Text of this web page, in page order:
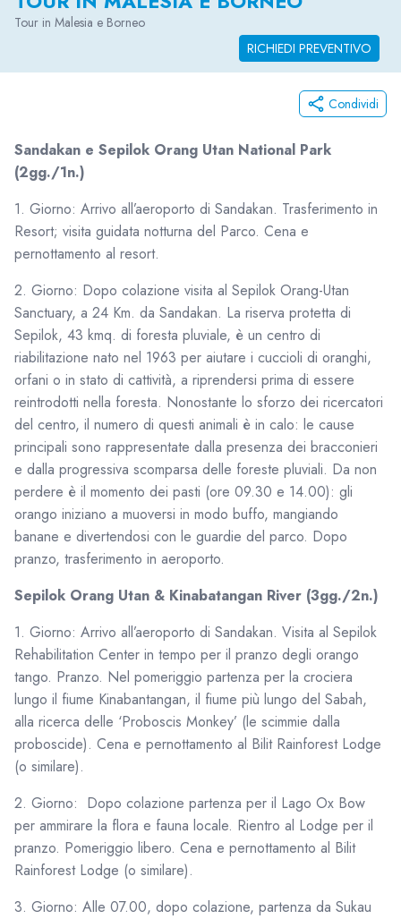
Tour in Malesia e Borneo
RICHIEDI PREVENTIVO
Condividi
Sandakan e Sepilok Orang Utan National Park
(2gg./1n.)
1. Giorno: Arrivo all’aeroporto di Sandakan. Trasferimento in
Resort; visita guidata notturna del Parco. Cena e
pernottamento al resort.
2. Giorno: Dopo colazione visita al Sepilok Orang-Utan
Sanctuary, a 24 Km. da Sandakan. La riserva protetta di
Sepilok, 43 kmq. di foresta pluviale, è un centro di
riabilitazione nato nel 1963 per aiutare i cuccioli di oranghi,
orfani o in stato di cattività, a riprendersi prima di essere
reintrodotti nella foresta. Nonostante lo sforzo dei ricercatori
del centro, il numero di questi animali è in calo: le cause
principali sono rappresentate dalla presenza dei bracconieri
e dalla progressiva scomparsa delle foreste pluviali. Da non
perdere è il momento dei pasti (ore 09.30 e 14.00): gli
orango iniziano a muoversi in modo buffo, mangiando
banane e divertendosi con le guardie del parco. Dopo
pranzo, trasferimento in aeroporto.
Sepilok Orang Utan & Kinabatangan River (3gg./2n.)
1. Giorno: Arrivo all’aeroporto di Sandakan. Visita al Sepilok
Rehabilitation Center in tempo per il pranzo degli orango
tango. Pranzo. Nel pomeriggio partenza per la crociera
lungo il fiume Kinabantangan, il fiume più lungo del Sabah,
alla ricerca delle ‘Proboscis Monkey’ (le scimmie dalla
proboscide). Cena e pernottamento al Bilit Rainforest Lodge
(o similare).
2. Giorno: Dopo colazione partenza per il Lago Ox Bow
per ammirare la flora e fauna locale. Rientro al Lodge per il
pranzo. Pomeriggio libero. Cena e pernottamento al Bilit
Rainforest Lodge (o similare).
3. Giorno: Alle 07.00, dopo colazione, partenza da Sukau